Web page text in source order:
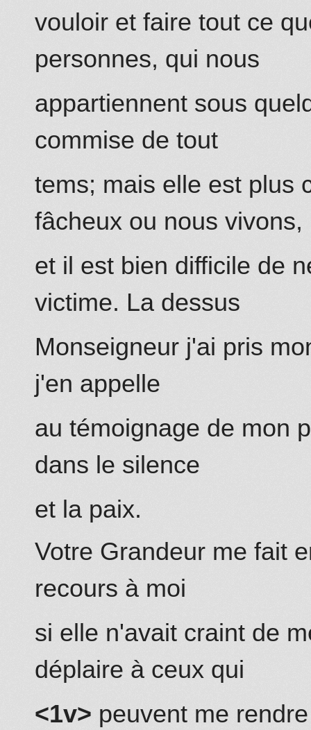
vouloir et faire tout ce
personnes, qui nous
appartiennent sous
commise de tout
tems; mais elle est plus
fâcheux ou nous vivons,
et il est bien difficile de
victime. La dessus
Monseigneur j'ai pris
j'en appelle
au témoignage de mon
dans le silence
et la paix.
Votre Grandeur me fait
recours à moi
si elle n'avait craint de
déplaire à ceux qui
<1v> peuvent me